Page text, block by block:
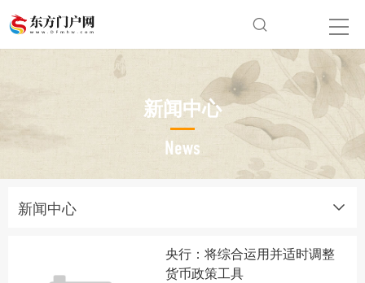
新闻中心
News
新闻中心
央行：将综合运用并适时调整
货币政策工具